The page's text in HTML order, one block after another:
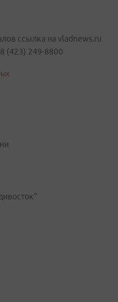
ссылка на vladnews.ru
(423) 249-8800